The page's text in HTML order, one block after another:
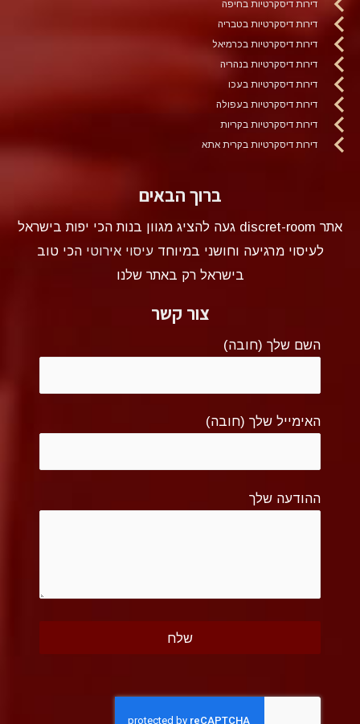
דירות דיסקרטיות בחיפה
דירות דיסקרטיות בטבריה
דירות דיסקרטיות בכרמיאל
דירות דיסקרטיות בנהריה
דירות דיסקרטיות בעכו
דירות דיסקרטיות בעפולה
דירות דיסקרטיות בקריות
דירות דיסקרטיות בקרית אתא
ברוך הבאים
אתר discret-room געה להציג מגוון בנות הכי יפות בישראל
לעיסוי מרגיעה וחושני במיוחדעיסוי אירוטי הכי טוב
בישראל רק באתר שלנו
צור קשר
השם שלך (חובה)
האימייל שלך (חובה)
ההודעה שלך